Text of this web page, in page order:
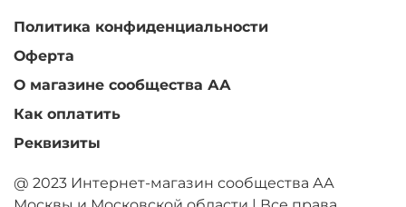
Политика конфиденциальности
Оферта
О магазине сообщества АА
Как оплатить
Реквизиты
@ 2023 Интернет-магазин сообщества АА